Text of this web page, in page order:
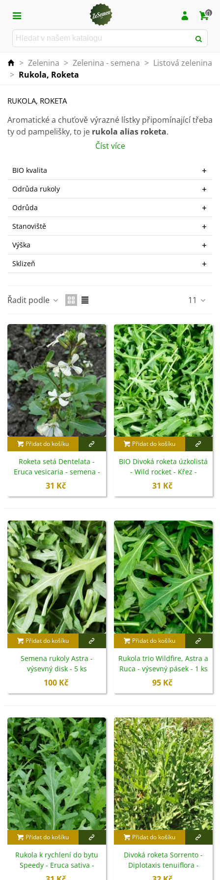
0
> Zelenina > Zelenina - semena > Listová zelenina
> Rukola, Roketa
RUKOLA, ROKETA
Aromatické a chuťově výrazné lístky připomínající třeba
ty od pampelišky, to je rukola alias roketa.
velmi chutnoua
Rukola mápikantnía nezaměnitelnou chuť, která
skvěle doplní rozličné pokrmy, např. saláty nebo jiné
čerstvé pokrmy.
Číst více
BIO kvalita
Odrůda rukoly
Odrůda
Stanoviště
Výška
Sklizeň
Řadit podle 11
Přidat do košíku
Roketa setá Dentelata -
Eruca vesicaria - semena -
200 ks
31 Kč
Přidat do košíku
BIO Divoká roketa úzkolistá
- Wild rocket - Křez -
Diplotaxis tenuiflora - bio
31 Kč
Přidat do košíku
Semena rukoly Astra -
výsevný disk - 5 ks
100 Kč
Přidat do košíku
Rukola trio Wildfire, Astra a
Ruca - výsevný pásek - 1 ks
95 Kč
Přidat do košíku
Rukola k rychlení do bytu
Speedy - Eruca sativa -
semena - 300 ks
Přidat do košíku
Divoká roketa Sorrento -
Diplotaxis tenuiflora -
semena - 300 ks